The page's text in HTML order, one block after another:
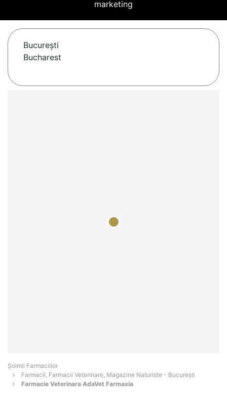
marketing
Bucureşti
Bucharest
Şoimii Farmaciilor
Farmacii, Farmacii Veterinare, Magazine Naturiste - Bucureşti
Farmacie Veterinara AdaVet Farmaxia